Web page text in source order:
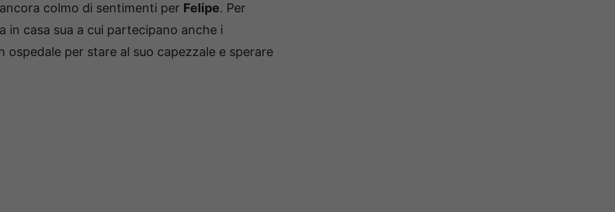
colmo di sentimenti per Felipe. Per
in casa sua a cui partecipano anche i
per stare al suo capezzale e sperare